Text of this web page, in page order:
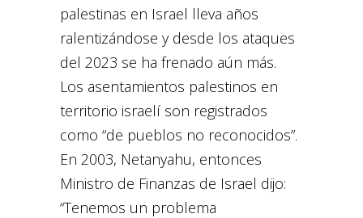
palestinas en Israel lleva años
ralentizándose y desde los ataques
del 2023 se ha frenado aún más.
Los asentamientos palestinos en
territorio israelí son registrados
como “de pueblos no reconocidos”.
En 2003, Netanyahu, entonces
Ministro de Finanzas de Israel dijo:
“Tenemos un problema